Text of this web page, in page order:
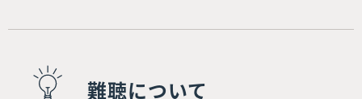
難聴について